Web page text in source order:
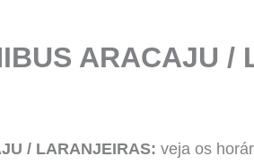
ARACAJU /
/ LARANJEIRAS: veja os